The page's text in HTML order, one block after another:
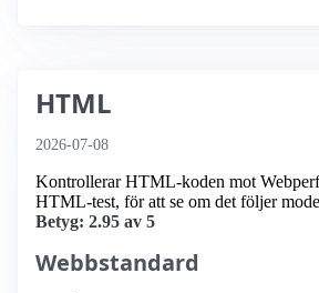
HTML
2026-07-08
Kontrollerar HTML-koden mot
HTML-test, för att se om det följer
Betyg: 2.95 av 5
Webbstandard